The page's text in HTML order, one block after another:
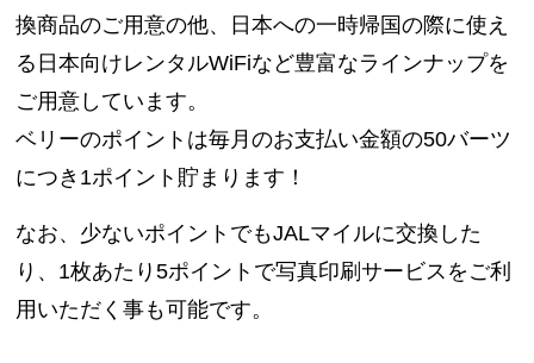
換商品のご用意の他、日本への一時帰国の際に使え
る日本向けレンタルWiFiなど豊富なラインナップを
ご用意しています。
ベリーのポイントは毎月のお支払い金額の50バーツ
につき1ポイント貯まります！
なお、少ないポイントでもJALマイルに交換した
り、1枚あたり5ポイントで写真印刷サービスをご利
用いただく事も可能です。